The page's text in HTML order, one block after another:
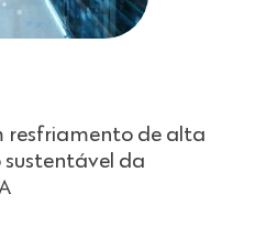
resfriamento de alta
da